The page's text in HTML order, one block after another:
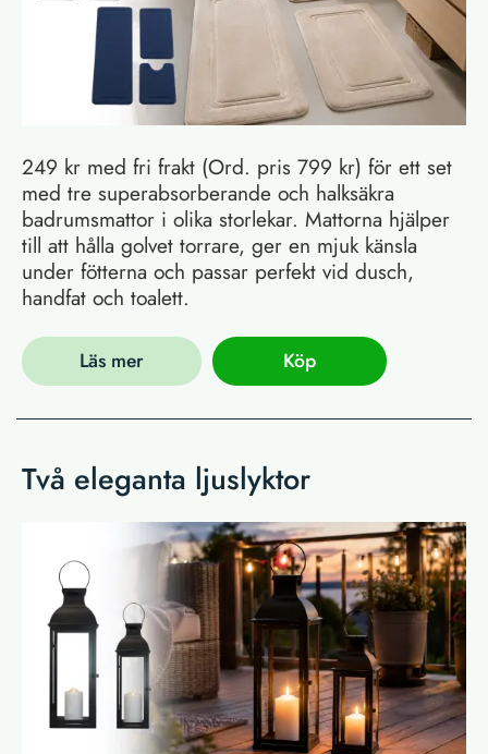
249 kr med fri frakt (Ord. pris 799 kr) för ett set
med tre superabsorberande och halksäkra
badrumsmattor i olika storlekar. Mattorna hjälper
till att hålla golvet torrare, ger en mjuk känsla
under fötterna och passar perfekt vid dusch,
handfat och toalett.
Läs mer Köp
Två eleganta ljuslyktor